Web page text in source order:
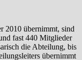
2010 übernimmt, sind
fast 440 Mitglieder
die Abteilung, bis
übernimmt